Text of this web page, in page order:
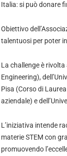
Italia: si può donare
Obiettivo
talentuosi per poter
La challenge è
Engineering),
Pisa (Corso di
aziendale) e
L’iniziativa intende
materie STEM con
promuovendo